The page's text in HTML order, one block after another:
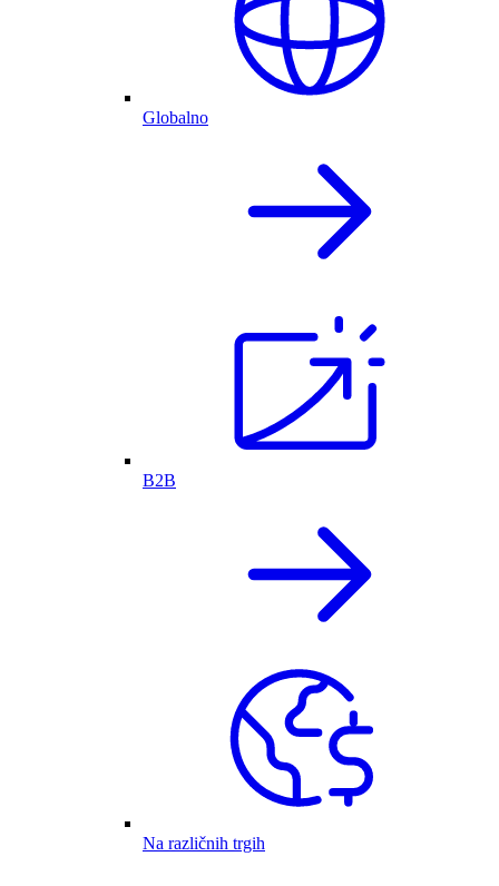
Globalno
B2B
Na različnih trgih